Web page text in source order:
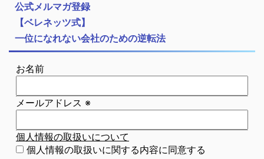
公式メルマガ登録
【ベレネッツ式】
一位になれない会社のための逆転法
お名前
メールアドレス ※
個人情報の取扱いについて
個人情報の取扱いに関する内容に同意する